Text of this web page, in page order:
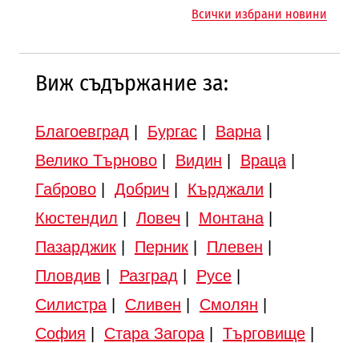
Всички избрани новини
Виж съдържание за:
Благоевград Бургас| Варна|
Велико Търново| Видин Враца|
Габрово| Добрич Кърджали
Кюстендил
Ловеч Монтана|
Пазарджик| Перник| Плевен
Пловдив
Разград Русе|
Силистра| Сливен Смолян
София
Стара Загора| Търговище|